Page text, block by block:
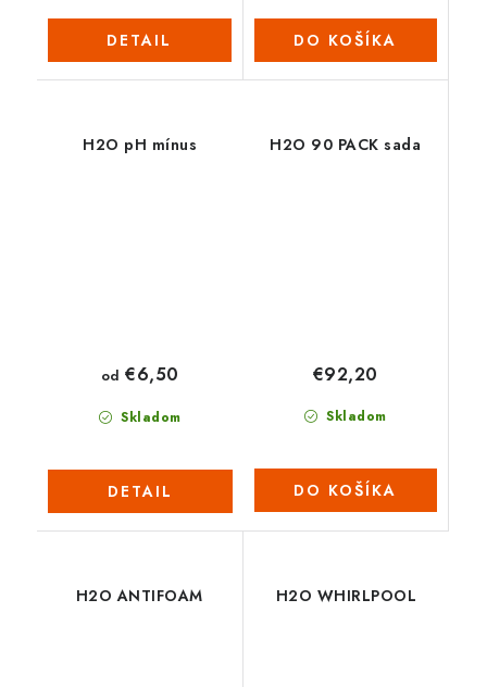
DETAIL DO KOŠÍKA
H2O pH mínus
Skladom
od €6,50
DETAIL
H2O 90 PACK sada
Skladom
€92,20
DO KOŠÍKA
H2O ANTIFOAM H2O WHIRLPOOL